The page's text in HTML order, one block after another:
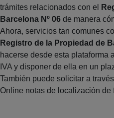
trámites relacionados con el
Barcelona Nº 06 de manera
Ahora, servicios tan comunes
Registro de la Propiedad de
hacerse desde esta plataforma
IVA y disponer de ella en un
También puede solicitar a
Online notas de localización de